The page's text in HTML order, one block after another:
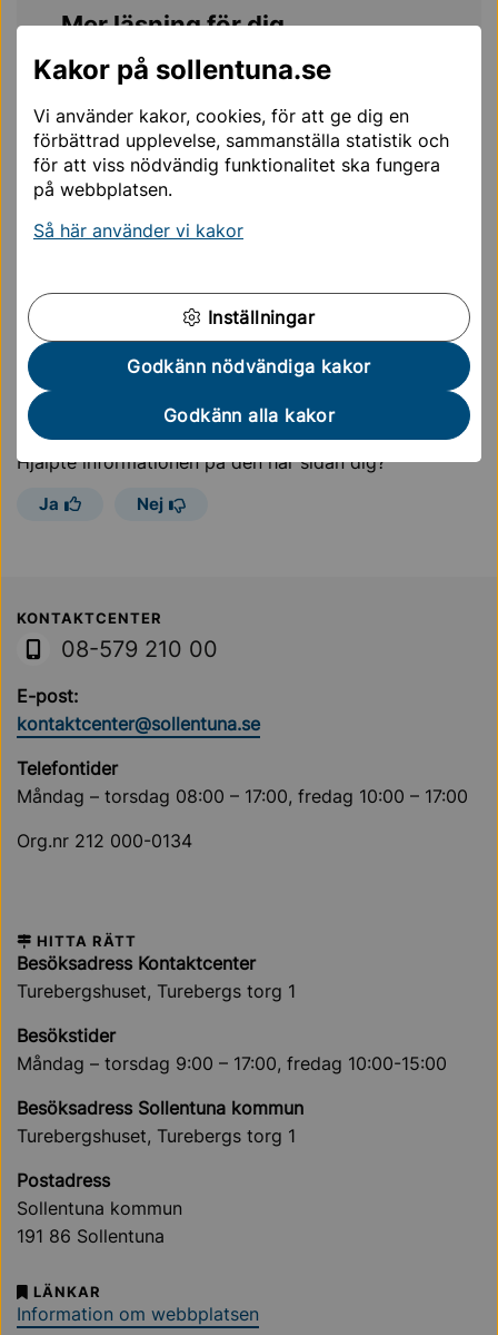
Kakor på sollentuna.se
Vi använder kakor, cookies, för att ge dig en
förbättrad upplevelse, sammanställa statistik och
för att viss nödvändig funktionalitet ska fungera
på webbplatsen.
Så här använder vi kakor
Inställningar
Godkänn nödvändiga kakor
Godkänn alla kakor
Mer läsning för dig
Kontakta oss
Synpunkter på Sollentuna kommun
Jobba i Sollentuna kommun
Förskola & skola
Sidan uppdaterades11 maj 2026
Hjälpte informationen på den här sidan dig?
Ja Nej
Sollentuna Kommun
KONTAKTCENTER
08-579 210 00
E-post:
kontaktcenter@sollentuna.se
Telefontider
Måndag – torsdag 08:00 – 17:00, fredag 10:00 – 17:00
Org.nr 212 000-0134
HITTA RÄTT
Besöksadress Kontaktcenter
Turebergshuset, Turebergs torg 1
Besökstider
Måndag – torsdag 9:00 – 17:00, fredag 10:00-15:00
Besöksadress Sollentuna kommun
Turebergshuset, Turebergs torg 1
Postadress
Sollentuna kommun
191 86 Sollentuna
LÄNKAR
Information om webbplatsen